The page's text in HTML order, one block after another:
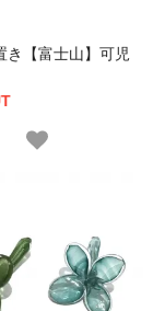
き【富士山】可児